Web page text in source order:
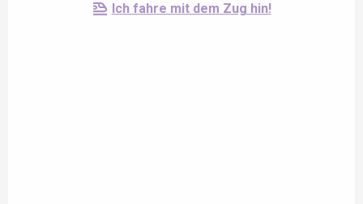
Ich fahre mit dem Zug hin!